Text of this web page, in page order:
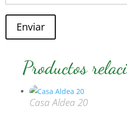
Enviar
Productos
Casa Aldea 20